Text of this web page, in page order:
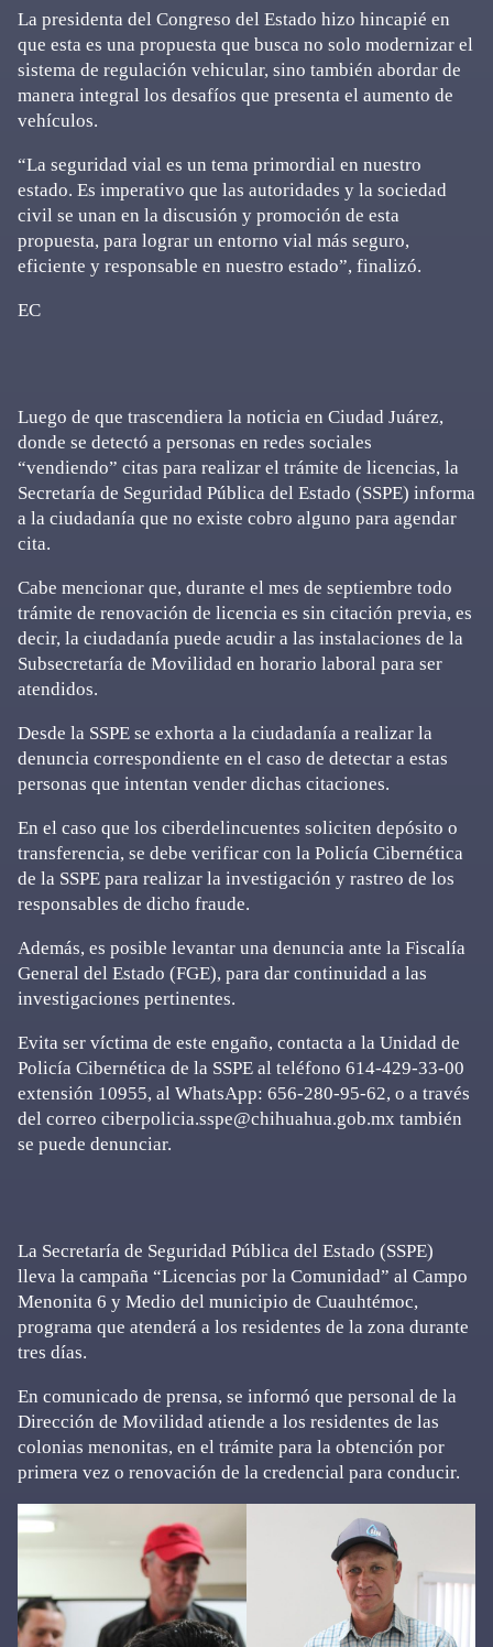
La presidenta del Congreso del Estado hizo hincapié en
que esta es una propuesta que busca no solo modernizar el
sistema de regulación vehicular, sino también abordar de
manera integral los desafíos que presenta el aumento de
vehículos.
“La seguridad vial es un tema primordial en nuestro
estado. Es imperativo que las autoridades y la sociedad
civil se unan en la discusión y promoción de esta
propuesta, para lograr un entorno vial más seguro,
eficiente y responsable en nuestro estado”, finalizó.
EC
Luego de que trascendiera la noticia en Ciudad Juárez,
donde se detectó a personas en redes sociales
“vendiendo” citas para realizar el trámite de licencias, la
Secretaría de Seguridad Pública del Estado (SSPE) informa
a la ciudadanía que no existe cobro alguno para agendar
cita.
Cabe mencionar que, durante el mes de septiembre todo
trámite de renovación de licencia es sin citación previa, es
decir, la ciudadanía puede acudir a las instalaciones de la
Subsecretaría de Movilidad en horario laboral para ser
atendidos.
Desde la SSPE se exhorta a la ciudadanía a realizar la
denuncia correspondiente en el caso de detectar a estas
personas que intentan vender dichas citaciones.
En el caso que los ciberdelincuentes soliciten depósito o
transferencia, se debe verificar con la Policía Cibernética
de la SSPE para realizar la investigación y rastreo de los
responsables de dicho fraude.
Además, es posible levantar una denuncia ante la Fiscalía
General del Estado (FGE), para dar continuidad a las
investigaciones pertinentes.
Evita ser víctima de este engaño, contacta a la Unidad de
Policía Cibernética de la SSPE al teléfono 614-429-33-00
extensión 10955, al WhatsApp: 656-280-95-62, o a través
del correo ciberpolicia.sspe@chihuahua.gob.mx también
se puede denunciar.
La Secretaría de Seguridad Pública del Estado (SSPE)
lleva la campaña “Licencias por la Comunidad” al Campo
Menonita 6 y Medio del municipio de Cuauhtémoc,
programa que atenderá a los residentes de la zona durante
tres días.
En comunicado de prensa, se informó que personal de la
Dirección de Movilidad atiende a los residentes de las
colonias menonitas, en el trámite para la obtención por
primera vez o renovación de la credencial para conducir.